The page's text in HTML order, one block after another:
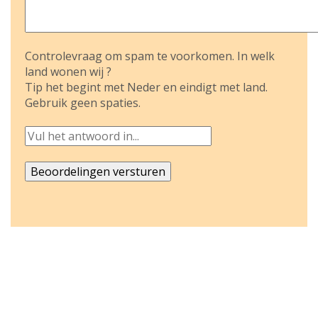
Controlevraag om spam te voorkomen. In welk
land wonen wij ?
Tip het begint met Neder en eindigt met land.
Gebruik geen spaties.